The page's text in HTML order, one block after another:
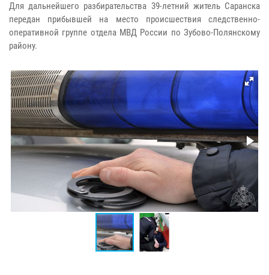
Для дальнейшего разбирательства 39-летний житель Саранска
передан прибывшей на место происшествия следственно-
оперативной группе отдела МВД России по Зубово-Полянскому
району.